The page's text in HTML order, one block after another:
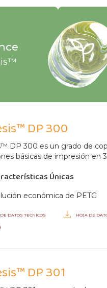
DP 300
DP 300 es un grado de
básicas de impresión en
Únicas
económica de PETG
DATOS TECNICOS HOJA DE
DP 301